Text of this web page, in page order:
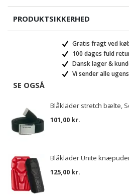
PRODUKTSIKKERHED
Gratis fragt ved
100 dages fuld
Dansk lager &
Vi sender alle
SE OGSÅ
Blåkläder stretch bælte,
101,00 kr.
Blåkläder Unite
125,00 kr.